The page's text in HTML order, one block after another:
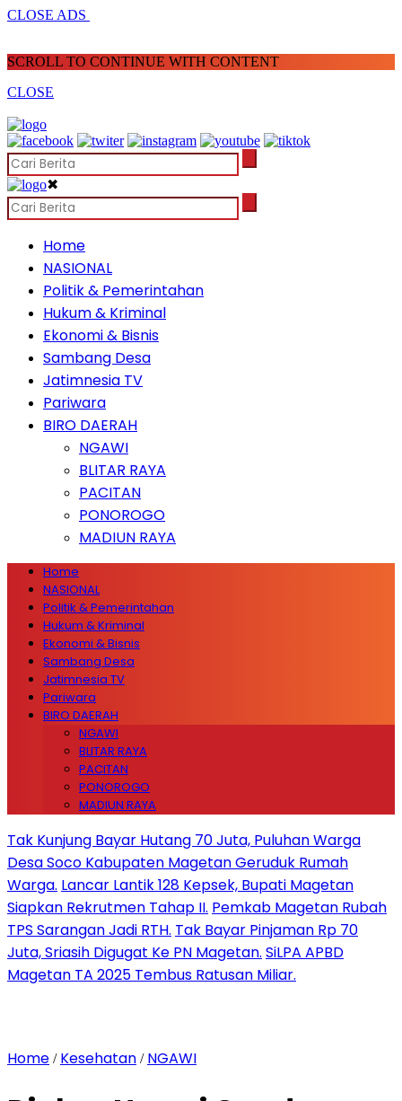
CLOSE ADS
SCROLL TO CONTINUE WITH CONTENT
CLOSE
✖
Home
NASIONAL
Politik & Pemerintahan
Hukum & Kriminal
Ekonomi & Bisnis
Sambang Desa
Jatimnesia TV
Pariwara
BIRO DAERAH
NGAWI
BLITAR RAYA
PACITAN
PONOROGO
MADIUN RAYA
Home
NASIONAL
Politik & Pemerintahan
Hukum & Kriminal
Ekonomi & Bisnis
Sambang Desa
Jatimnesia TV
Pariwara
BIRO DAERAH
NGAWI
BLITAR RAYA
PACITAN
PONOROGO
MADIUN RAYA
Tak Kunjung Bayar Hutang 70 Juta, Puluhan Warga
Desa Soco Kabupaten Magetan Geruduk Rumah
Warga. Lancar Lantik 128 Kepsek, Bupati Magetan
Siapkan Rekrutmen Tahap II. Pemkab Magetan Rubah
TPS Sarangan Jadi RTH. Tak Bayar Pinjaman Rp 70
Juta, Sriasih Digugat Ke PN Magetan. SiLPA APBD
Magetan TA 2025 Tembus Ratusan Miliar.
Home / Kesehatan / NGAWI